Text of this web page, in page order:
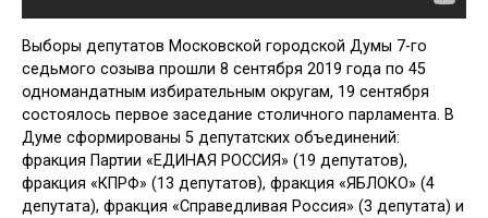
Выборы депутатов Московской городской Думы 7-го
седьмого созыва прошли 8 сентября 2019 года по 45
одномандатным избирательным округам, 19 сентября
состоялось первое заседание столичного парламента. В
Думе сформированы 5 депутатских объединений:
фракция Партии «ЕДИНАЯ РОССИЯ» (19 депутатов),
фракция «КПРФ» (13 депутатов), фракция «ЯБЛОКО» (4
депутата), фракция «Справедливая Россия» (3 депутата) и